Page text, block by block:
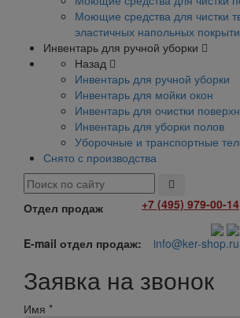
Моющие средства для чистки
эластичных напольных
Инвентарь для ручной уборки
Назад
Инвентарь для ручной уборки
Инвентарь для мойки окон
Инвентарь для очистки
Инвентарь для уборки полов
Уборочные и транспортные
Снято с производства
Отдел продаж +7 (495) 979-00-14
E-mail отдел продаж: info@ker-shop.ru
Заявка на звонок
Имя *